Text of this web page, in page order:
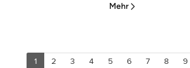
Mehr
1 2 3 4 5 6 7 8 9